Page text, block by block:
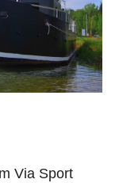
Via Sport